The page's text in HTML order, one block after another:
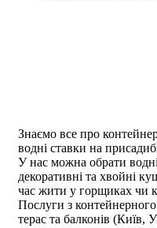
Знаємо все про
водні ставки на
У нас можна обрати
декоративні та хвойні
час жити у горщиках чи
Послуги з
терас та балконів (Київ,